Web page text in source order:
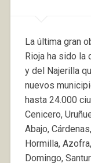
La última gran
Rioja ha sido
y del Najerilla
nuevos
hasta 24.000
Cenicero,
Abajo,
Hormilla,
Domingo,